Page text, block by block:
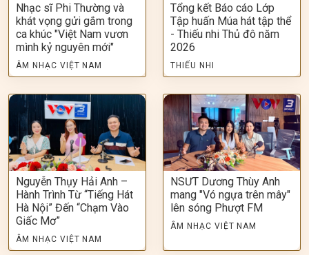
Nhạc sĩ Phi Thường và
khát vọng gửi gắm trong
ca khúc "Việt Nam vươn
mình kỷ nguyên mới"
ÂM NHẠC VIỆT NAM
Tổng kết Báo cáo Lớp
Tập huấn Múa hát tập thể
- Thiếu nhi Thủ đô năm
2026
THIẾU NHI
Nguyễn Thụy Hải Anh –
Hành Trình Từ “Tiếng Hát
Hà Nội” Đến “Chạm Vào
Giấc Mơ”
ÂM NHẠC VIỆT NAM
NSƯT Dương Thùy Anh
mang "Vó ngựa trên mây"
lên sóng Phượt FM
ÂM NHẠC VIỆT NAM